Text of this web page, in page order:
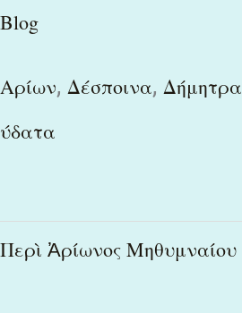
Blog
Αρίων, Δέσποινα, Δήμητρα
ύδατα
Περὶ Ἀρίωνος Μηθυμναίου
Περὶ